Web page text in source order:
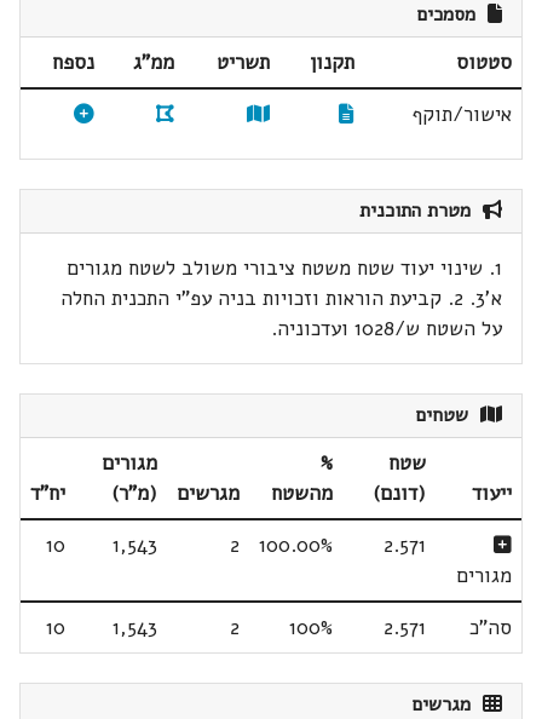
מסמכים
סטטוס תקנון תשריט ממ"ג
נספח
אישור/תוקף
מטרת התוכנית
1. שינוי יעוד שטח משטח ציבורי משולב לשטח מגורים
א'3. 2. קביעת הוראות וזכויות בניה עפ"י התכנית החלה
על השטח ש/1028 ועדכוניה.
שטחים
ייעוד
שטח
(דונם)
%
מהשטח
מגרשים
מגורים
(מ"ר)
יח"ד
מגורים
2.571
100.00%
2
1,543
10
סה"כ 2.571
100%
2
1,543
10
מגרשים